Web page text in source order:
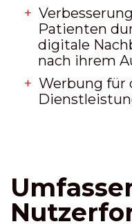
Patienten
digitale
nach ihrem
Werbung für